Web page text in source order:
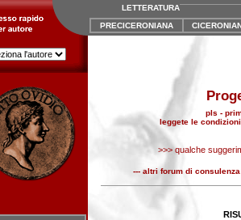
LETTERATURA
PRECICERONIANA
pls -
leggete le condizioni
>>> qualche
--- altri forum di